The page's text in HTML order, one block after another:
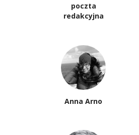
poczta
redakcyjna
Anna Arno